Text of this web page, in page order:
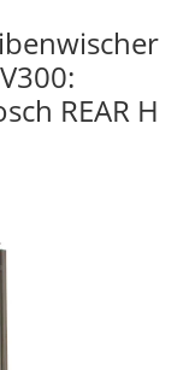
REAR H